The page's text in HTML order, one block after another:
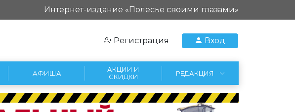
Интернет-издание «Полесье своими глазами»
Регистрация Вход
АФИША
АКЦИИ И
СКИДКИ
РЕДАКЦИЯ